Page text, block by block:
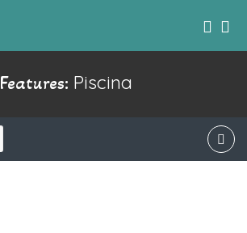
Features: Piscina